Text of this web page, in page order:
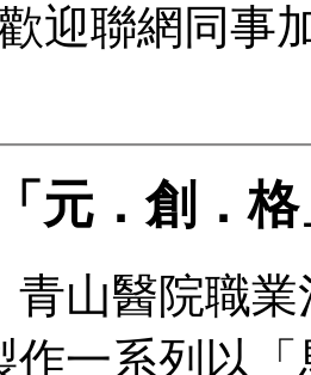
迎聯網同事
元．創．
青山醫院職
作一系列以